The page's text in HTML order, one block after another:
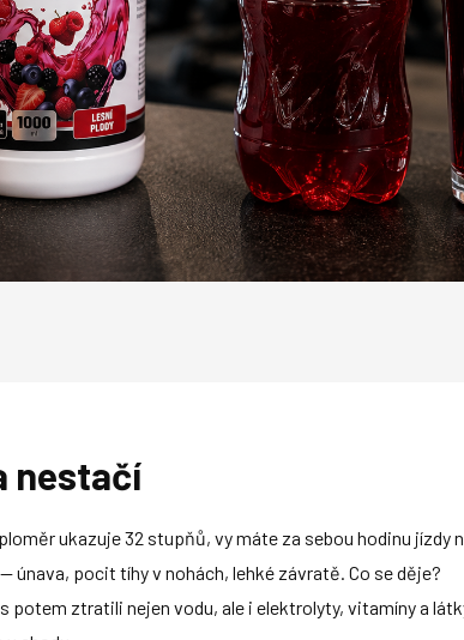
nestačí
ukazuje 32 stupňů, vy máte za sebou hodinu jízdy
únava, pocit tíhy v nohách, lehké závratě. Co se děje?
potem ztratili nejen vodu, ale i elektrolyty, vitamíny a